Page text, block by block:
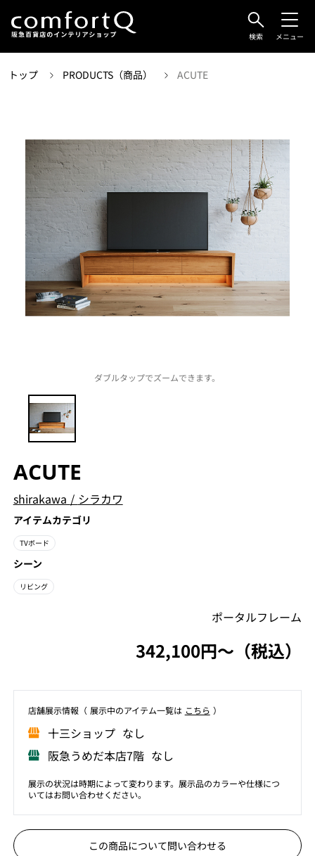
検索 メニュー
トップ PRODUCTS（商品） ACUTE
ダブルタップでズームできます。
ACUTE
shirakawa / シラカワ
アイテムカテゴリ
TVボード
シーン
リビング
ポータルフレーム
342,100円〜（税込）
店舗展⽰情報（ 展⽰中のアイテム⼀覧は こちら ）
⼗三ショップ なし
阪急うめだ本店7階 なし
展示の状況は時期によって変わります。展示品のカラーや仕様につ
いてはお問い合わせください。
この商品について問い合わせる